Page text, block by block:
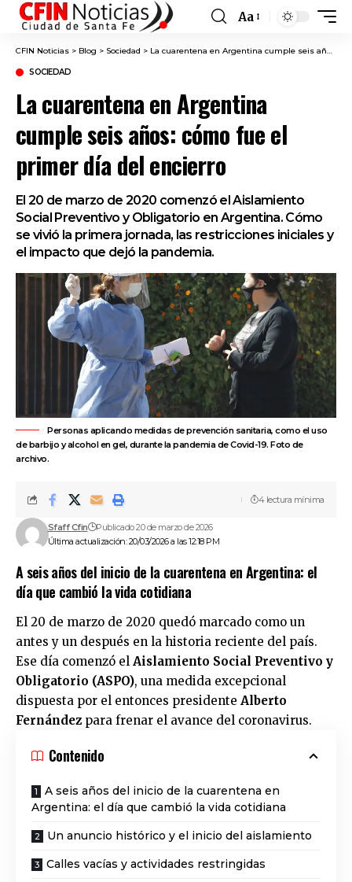
Font
Resizer
Aa
CFIN Noticias > Blog > Sociedad > La cuarentena en Argentina cumple seis años: cómo fue el primer día del encierro
SOCIEDAD
La cuarentena en Argentina
cumple seis años: cómo fue el
primer día del encierro
El 20 de marzo de 2020 comenzó el Aislamiento
Social Preventivo y Obligatorio en Argentina. Cómo
se vivió la primera jornada, las restricciones iniciales y
el impacto que dejó la pandemia.
Personas aplicando medidas de prevención sanitaria, como el uso
de barbijo y alcohol en gel, durante la pandemia de Covid-19. Foto de
archivo.
Última actualización: 20/03/2026 a las 12:18 PM
Sfaff Cfin Publicado 20 de marzo de 2026
4 lectura mínima
A seis años del inicio de la cuarentena en Argentina: el
día que cambió la vida cotidiana
El 20 de marzo de 2020 quedó marcado como un
antes y un después en la historia reciente del país.
Ese día comenzó el Aislamiento Social Preventivo y
Obligatorio (ASPO), una medida excepcional
dispuesta por el entonces presidente Alberto
Fernández para frenar el avance del coronavirus.
Contenido
A seis años del inicio de la cuarentena en
Argentina: el día que cambió la vida cotidiana
Un anuncio histórico y el inicio del aislamiento
Calles vacías y actividades restringidas